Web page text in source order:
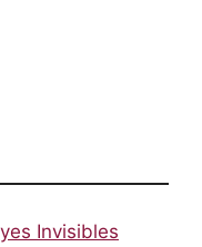
Invisibles